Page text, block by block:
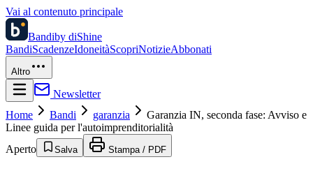
Vai al contenuto principale
Bandiby diShine
BandiScadenzeIdoneitàScopriNotizieAbbonati
Altro
Newsletter
Home
Bandi garanzia
Garanzia IN, seconda fase: Avviso e
Linee guida per l'autoimprenditorialità
Aperto
Salva Stampa / PDF